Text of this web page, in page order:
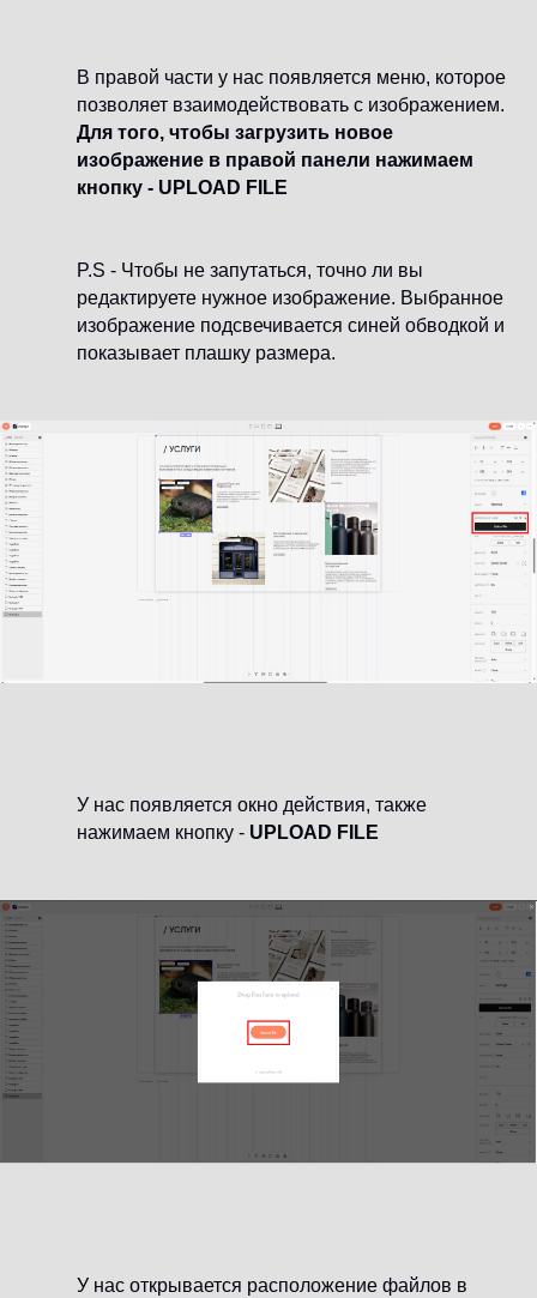
В правой части у нас появляется меню, которое
позволяет взаимодействовать с изображением.
Для того, чтобы загрузить новое
изображение в правой панели нажимаем
кнопку - UPLOAD FILE
P.S - Чтобы не запутаться, точно ли вы
редактируете нужное изображение. Выбранное
изображение подсвечивается синей обводкой и
показывает плашку размера.
У нас появляется окно действия, также
нажимаем кнопку - UPLOAD FILE
У нас открывается расположение файлов в